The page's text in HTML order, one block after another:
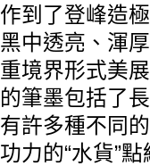
作到了登峰造
黑中透亮、渾
重境界形式美
的筆墨包括了
有許多種不同
功力的“水貨”點